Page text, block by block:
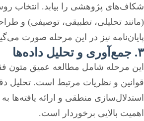
شکاف‌های پژوهشی را بیابد. انتخاب
(مانند تحلیلی، تطبیقی، توصیفی) و
پایان‌نامه نیز در این مرحله صورت
۳. جمع‌آوری و تحلیل داده‌ها
این مرحله شامل مطالعه عمیق متون
قوانین و نظریات مرتبط است. تحلیل
استدلال‌سازی منطقی و ارائه یافته‌ها
اهمیت بالایی برخوردار است.